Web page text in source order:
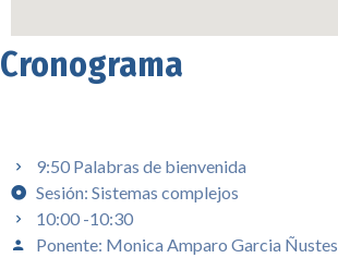
Cronograma
9:50 Palabras de bienvenida
Sesión: Sistemas complejos
10:00 -10:30
Ponente: Monica Amparo Garcia Ñustes